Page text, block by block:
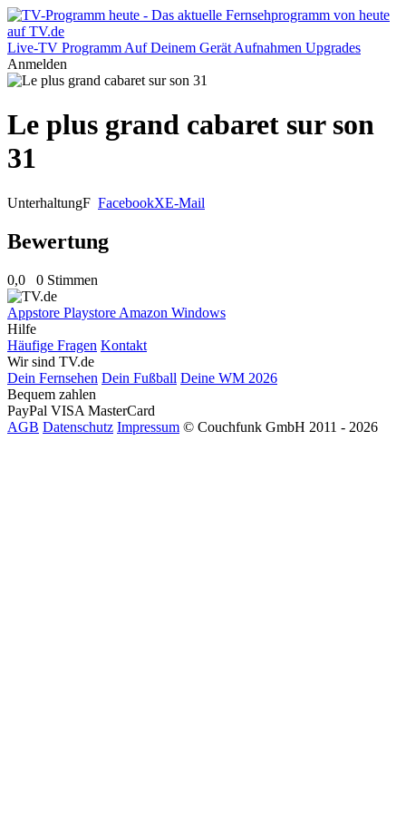
Live-TV Programm Auf Deinem Gerät Aufnahmen Upgrades
Anmelden
Le plus grand cabaret sur son
31
UnterhaltungF FacebookXE-Mail
Bewertung
0,0 0 Stimmen
Appstore Playstore Amazon Windows
Hilfe
Häufige Fragen Kontakt
Wir sind TV.de
Dein Fernsehen Dein Fußball Deine WM 2026
Bequem zahlen
PayPal VISA MasterCard
AGB Datenschutz Impressum © Couchfunk GmbH 2011 - 2026